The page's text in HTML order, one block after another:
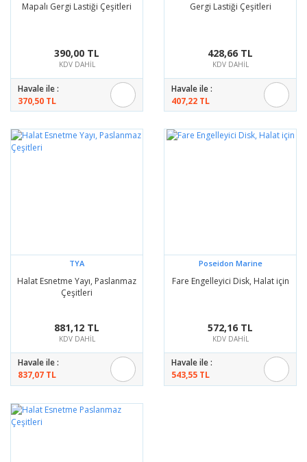
Mapalı Gergi Lastiği Çeşitleri
390,00 TL
KDV DAHİL
Havale ile :
370,50 TL
Gergi Lastiği Çeşitleri
428,66 TL
KDV DAHİL
Havale ile :
407,22 TL
TYA
Halat Esnetme Yayı, Paslanmaz
Çeşitleri
881,12 TL
KDV DAHİL
Havale ile :
837,07 TL
Poseidon Marine
Fare Engelleyici Disk, Halat için
572,16 TL
KDV DAHİL
Havale ile :
543,55 TL